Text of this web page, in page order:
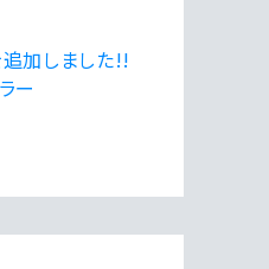
加しました!!
ー